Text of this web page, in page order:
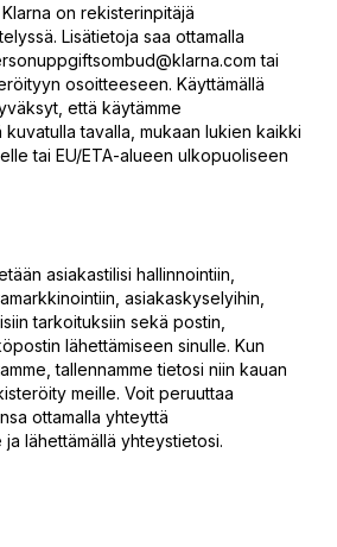
on rekisterinpitäjä
Lisätietoja saa ottamalla
tai
osoitteeseen. Käyttämällä
että käytämme
tavalla, mukaan lukien kaikki
tai EU/ETA-alueen ulkopuoliseen
asiakastilisi hallinnointiin,
asiakaskyselyihin,
tarkoituksiin sekä postin,
lähettämiseen sinulle. Kun
tallennamme tietosi niin kauan
meille. Voit peruuttaa
ottamalla yhteyttä
lähettämällä yhteystietosi.